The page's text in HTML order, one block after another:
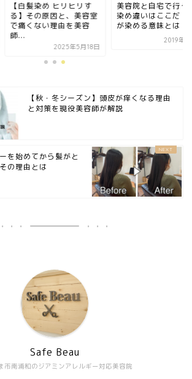
【白髪染め ヒリヒリす
る】その原因と、美容室
で痛くない理由を美容
師...
2025年5月18日
美容院と自宅で行う
染め違いはここだ！
が染める意味とは
2019年6
【秋・冬シーズン】頭皮が痒くなる理由
と対策を現役美容師が解説
を始めてから髪がと
の理由とは
市南浦和のジアミンアレルギー対応美容院
Safe Beau